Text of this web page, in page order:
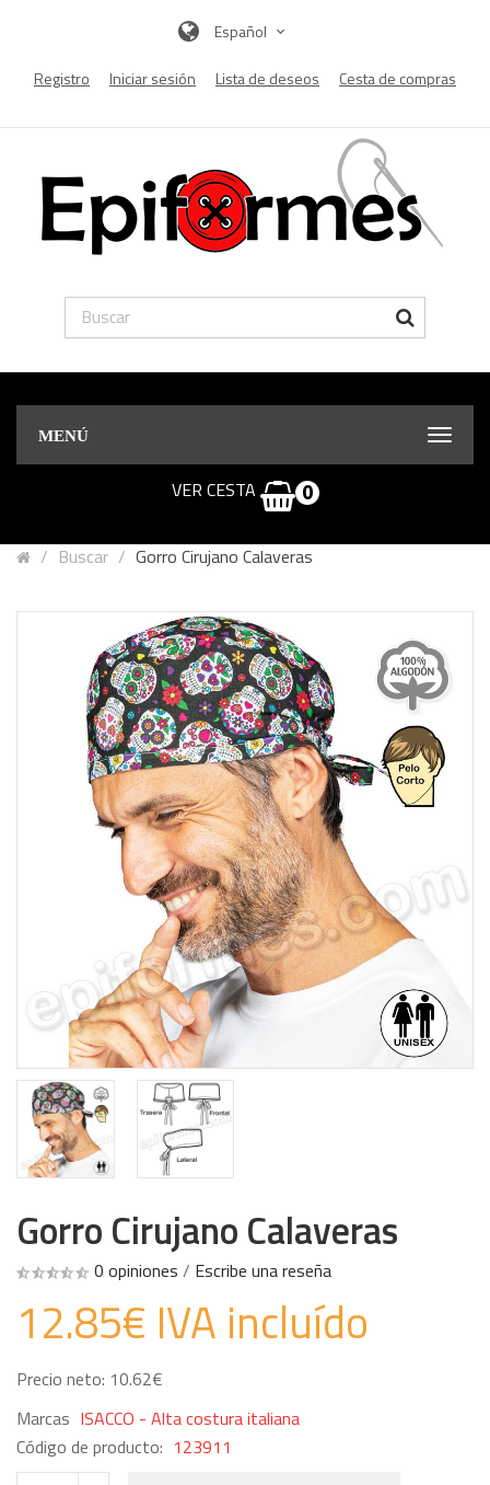
Español
Registro Iniciar sesión Lista de deseos Cesta de compras
MENÚ
VER CESTA 0
Buscar Gorro Cirujano Calaveras
Gorro Cirujano Calaveras
0 opiniones / Escribe una reseña
12.85€ IVA incluído
Precio neto: 10.62€
Marcas ISACCO - Alta costura italiana
Código de producto: 123911